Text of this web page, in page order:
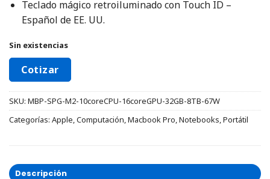
Teclado mágico retroiluminado con Touch ID –
Español de EE. UU.
Sin existencias
Cotizar
SKU: MBP-SPG-M2-10coreCPU-16coreGPU-32GB-8TB-67W
Categorías: Apple,Computación,Macbook Pro,Notebooks,Portátil
Descripción